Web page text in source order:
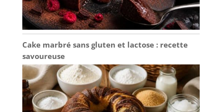
Cake marbré sans gluten et lactose : recette
savoureuse